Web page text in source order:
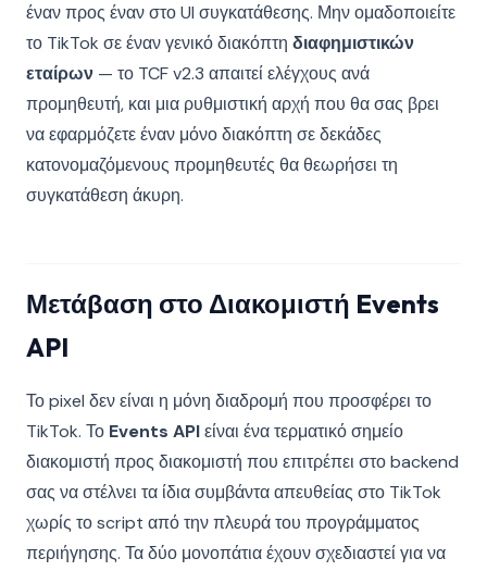
έναν προς έναν στο UI συγκατάθεσης. Μην ομαδοποιείτε
το TikTok σε έναν γενικό διακόπτη διαφημιστικών
εταίρων — το TCF v2.3 απαιτεί ελέγχους ανά
προμηθευτή, και μια ρυθμιστική αρχή που θα σας βρει
να εφαρμόζετε έναν μόνο διακόπτη σε δεκάδες
κατονομαζόμενους προμηθευτές θα θεωρήσει τη
συγκατάθεση άκυρη.
Μετάβαση στο Διακομιστή Events
API
Το pixel δεν είναι η μόνη διαδρομή που προσφέρει το
TikTok. Το Events APIείναι ένα τερματικό σημείο
διακομιστή προς διακομιστή που επιτρέπει στο backend
σας να στέλνει τα ίδια συμβάντα απευθείας στο TikTok
χωρίς το script από την πλευρά του προγράμματος
περιήγησης. Τα δύο μονοπάτια έχουν σχεδιαστεί για να